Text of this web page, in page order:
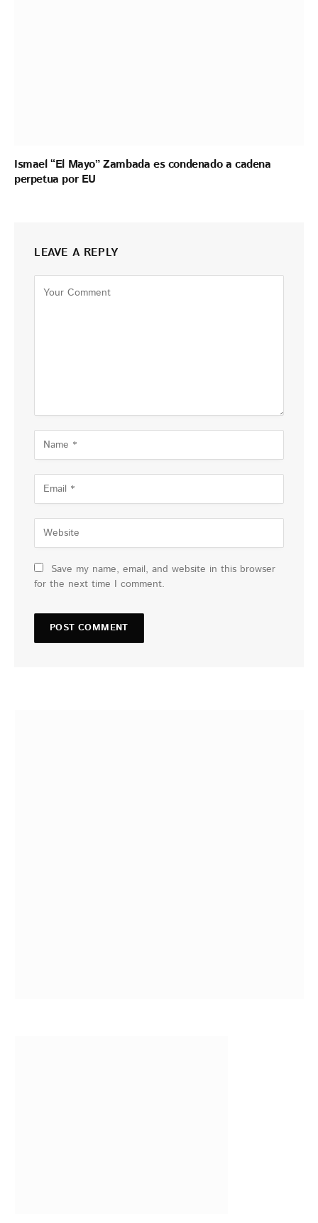
Ismael “El Mayo” Zambada es condenado a cadena
perpetua por EU
LEAVE A REPLY
Save my name, email, and website in this browser
for the next time I comment.